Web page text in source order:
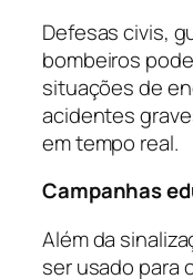
Defesas civis,
bombeiros
situações de
acidentes
em tempo real.
Campanhas
Além da
ser usado para